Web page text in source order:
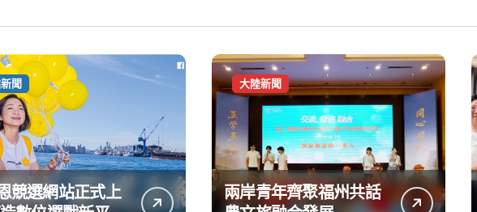
聞
競選網站正式上
大陸新聞
兩岸青年齊聚福州共話